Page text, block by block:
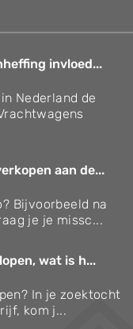
invloed...
Nederland de
aan de...
Bijvoorbeeld na
je je missc...
wat is h...
In je zoektocht
kom j...